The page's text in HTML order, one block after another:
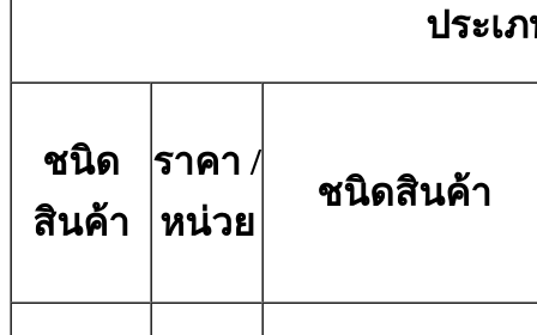
ประเ
ชนิด
สินค้า
ราคา /
หน่วย
ชนิดสินค้า